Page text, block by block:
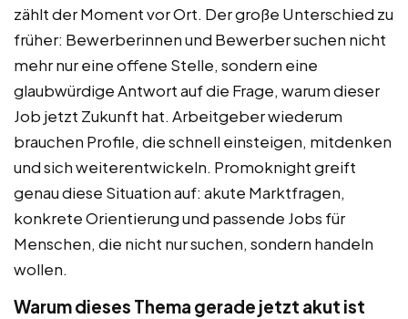
zählt der Moment vor Ort. Der große Unterschied zu
früher: Bewerberinnen und Bewerber suchen nicht
mehr nur eine offene Stelle, sondern eine
glaubwürdige Antwort auf die Frage, warum dieser
Job jetzt Zukunft hat. Arbeitgeber wiederum
brauchen Profile, die schnell einsteigen, mitdenken
und sich weiterentwickeln. Promoknight greift
genau diese Situation auf: akute Marktfragen,
konkrete Orientierung und passende Jobs für
Menschen, die nicht nur suchen, sondern handeln
wollen.
Warum dieses Thema gerade jetzt akut ist